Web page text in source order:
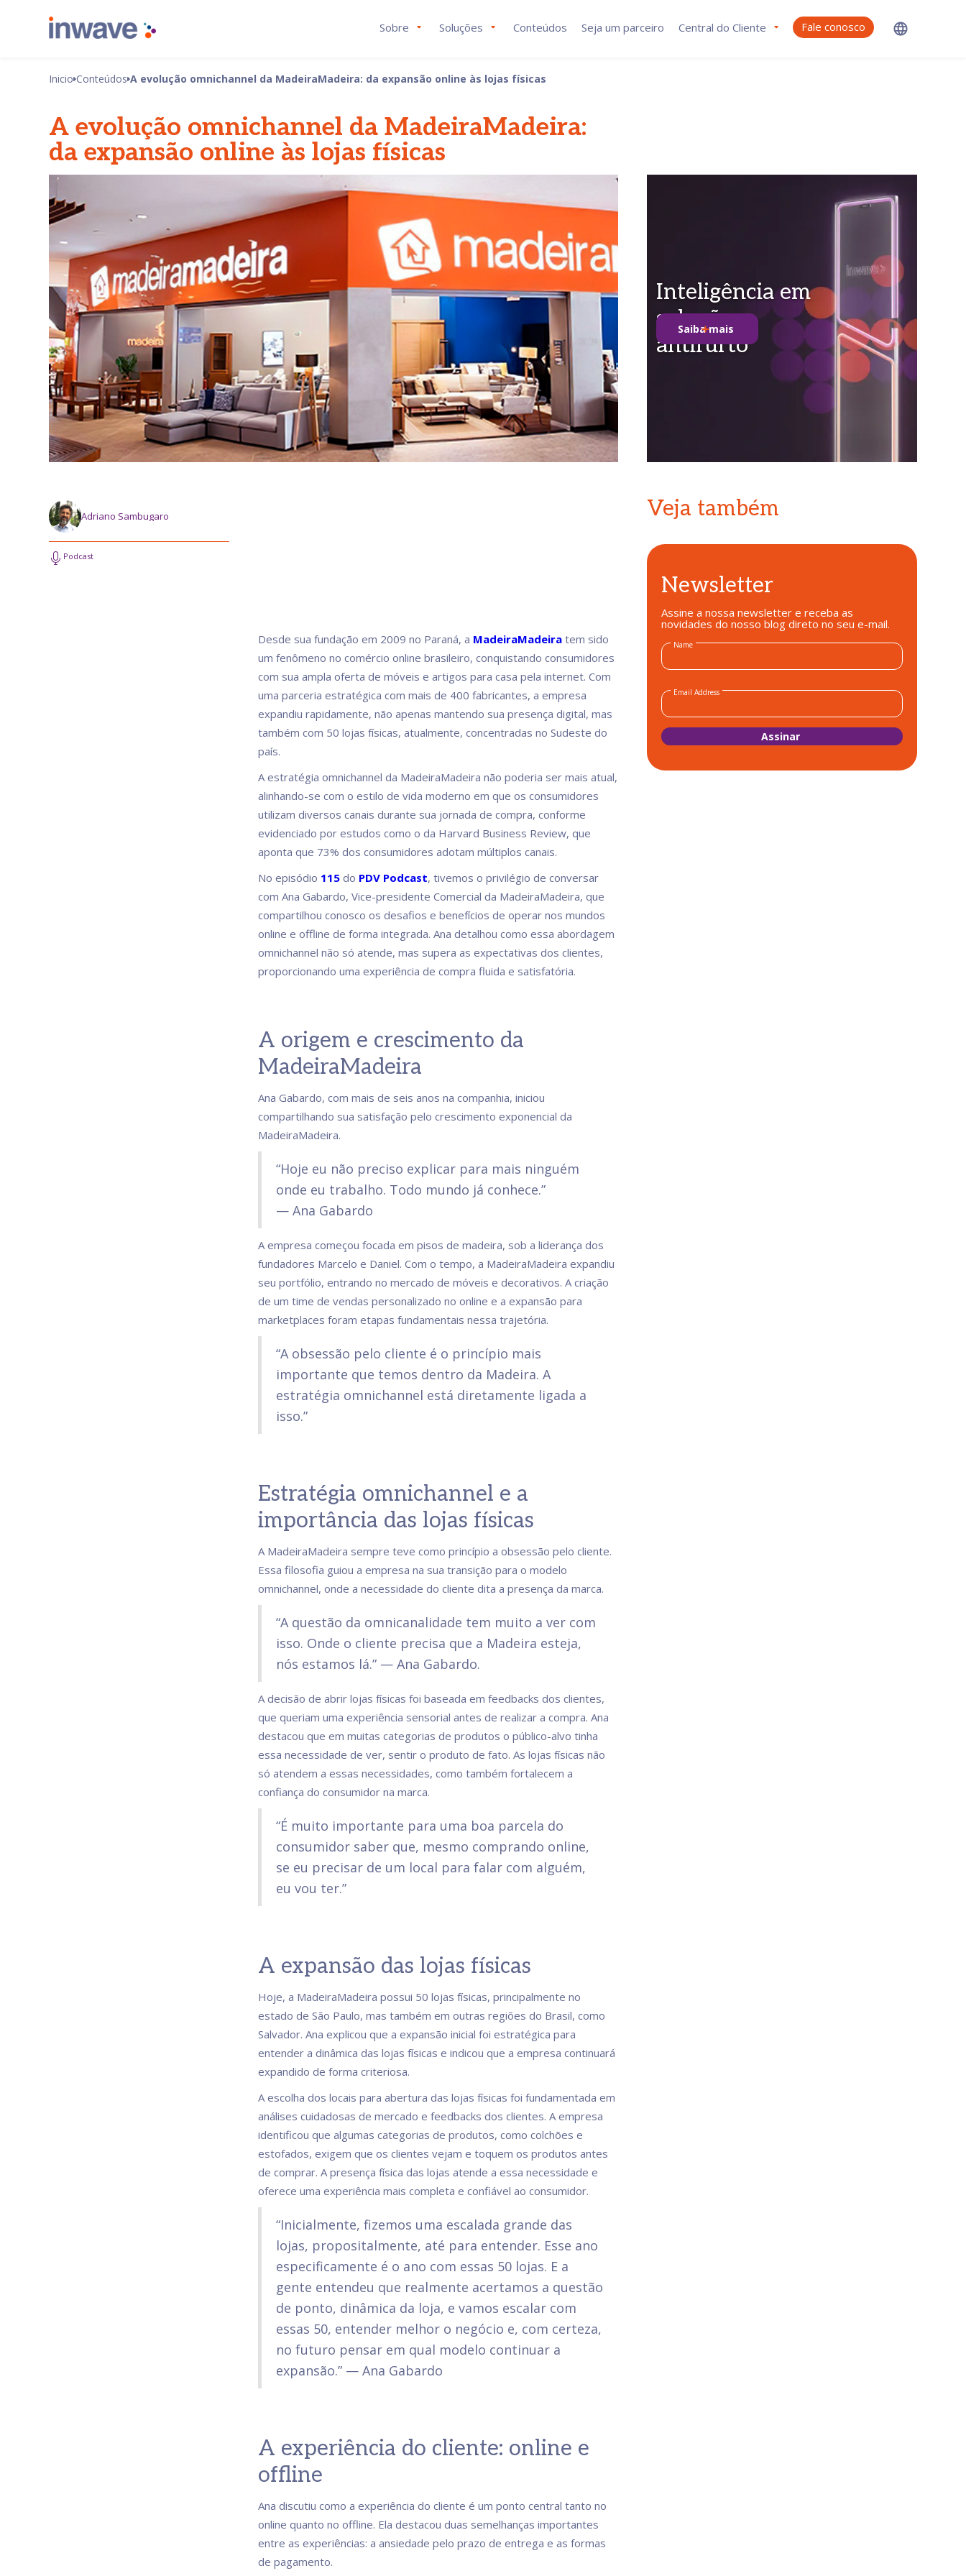
Sobre Soluções Conteúdos Seja um parceiro Central do Cliente Fale conosco
Inicio Conteúdos A evolução omnichannel da MadeiraMadeira: da expansão online às lojas físicas
A evolução omnichannel da MadeiraMadeira:
da expansão online às lojas físicas
Adriano Sambugaro
Podcast
Desde sua fundação em 2009 no Paraná, a MadeiraMadeiratem sido
um fenômeno no comércio online brasileiro, conquistando consumidores
com sua ampla oferta de móveis e artigos para casa pela internet. Com
uma parceria estratégica com mais de 400 fabricantes, a empresa
expandiu rapidamente, não apenas mantendo sua presença digital, mas
também com 50 lojas físicas, atualmente, concentradas no Sudeste do
país.
A estratégia omnichannel da MadeiraMadeira não poderia ser mais atual,
alinhando-se com o estilo de vida moderno em que os consumidores
utilizam diversos canais durante sua jornada de compra, conforme
evidenciado por estudos como o da Harvard Business Review, que
aponta que 73% dos consumidores adotam múltiplos canais.
No episódio 115do PDV Podcast, tivemos o privilégio de conversar
com Ana Gabardo, Vice-presidente Comercial da MadeiraMadeira, que
compartilhou conosco os desafios e benefícios de operar nos mundos
online e offline de forma integrada. Ana detalhou como essa abordagem
omnichannel não só atende, mas supera as expectativas dos clientes,
proporcionando uma experiência de compra fluida e satisfatória.
A origem e crescimento da
MadeiraMadeira
Ana Gabardo, com mais de seis anos na companhia, iniciou
compartilhando sua satisfação pelo crescimento exponencial da
MadeiraMadeira.
“Hoje eu não preciso explicar para mais ninguém
onde eu trabalho. Todo mundo já conhece.”
— Ana Gabardo
A empresa começou focada em pisos de madeira, sob a liderança dos
fundadores Marcelo e Daniel. Com o tempo, a MadeiraMadeira expandiu
seu portfólio, entrando no mercado de móveis e decorativos. A criação
de um time de vendas personalizado no online e a expansão para
marketplaces foram etapas fundamentais nessa trajetória.
“A obsessão pelo cliente é o princípio mais
importante que temos dentro da Madeira. A
estratégia omnichannel está diretamente ligada a
isso.”
Estratégia omnichannel e a
importância das lojas físicas
A MadeiraMadeira sempre teve como princípio a obsessão pelo cliente.
Essa filosofia guiou a empresa na sua transição para o modelo
omnichannel, onde a necessidade do cliente dita a presença da marca.
“A questão da omnicanalidade tem muito a ver com
isso. Onde o cliente precisa que a Madeira esteja,
nós estamos lá.” — Ana Gabardo.
A decisão de abrir lojas físicas foi baseada em feedbacks dos clientes,
que queriam uma experiência sensorial antes de realizar a compra. Ana
destacou que em muitas categorias de produtos o público-alvo tinha
essa necessidade de ver, sentir o produto de fato. As lojas físicas não
só atendem a essas necessidades, como também fortalecem a
confiança do consumidor na marca.
“É muito importante para uma boa parcela do
consumidor saber que, mesmo comprando online,
se eu precisar de um local para falar com alguém,
eu vou ter.”
A expansão das lojas físicas
Hoje, a MadeiraMadeira possui 50 lojas físicas, principalmente no
estado de São Paulo, mas também em outras regiões do Brasil, como
Salvador. Ana explicou que a expansão inicial foi estratégica para
entender a dinâmica das lojas físicas e indicou que a empresa continuará
expandido de forma criteriosa.
A escolha dos locais para abertura das lojas físicas foi fundamentada em
análises cuidadosas de mercado e feedbacks dos clientes. A empresa
identificou que algumas categorias de produtos, como colchões e
estofados, exigem que os clientes vejam e toquem os produtos antes
de comprar. A presença física das lojas atende a essa necessidade e
oferece uma experiência mais completa e confiável ao consumidor.
“Inicialmente, fizemos uma escalada grande das
lojas, propositalmente, até para entender. Esse ano
especificamente é o ano com essas 50 lojas. E a
gente entendeu que realmente acertamos a questão
de ponto, dinâmica da loja, e vamos escalar com
essas 50, entender melhor o negócio e, com certeza,
no futuro pensar em qual modelo continuar a
expansão.” — Ana Gabardo
A experiência do cliente: online e
offline
Ana discutiu como a experiência do cliente é um ponto central tanto no
online quanto no offline. Ela destacou duas semelhanças importantes
entre as experiências: a ansiedade pelo prazo de entrega e as formas
de pagamento.
Inteligência em
soluções
antifurto
Saiba mais
Veja também
Newsletter
Assine a nossa newsletter e receba as
novidades do nosso blog direto no seu e-mail.
Name
Email Address